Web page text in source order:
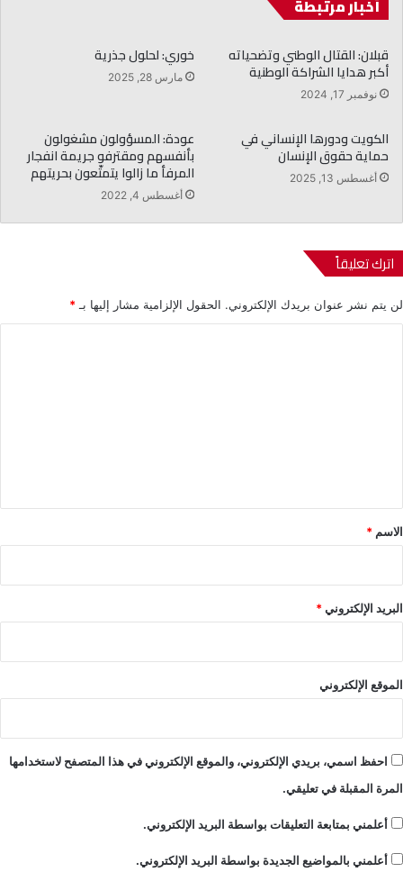
أخبار مرتبطة
قبلان: القتال الوطني وتضحياته
أكبر هدايا الشراكة الوطنية
نوفمبر 17, 2024
خوري: لحلول جذرية
مارس 28, 2025
الكويت ودورها الإنساني في
حماية حقوق الإنسان
أغسطس 13, 2025
عودة: المسؤولون مشغولون
بأنفسهم ومقترفو جريمة انفجار
المرفأ ما زالوا يتمتّعون بحريتهم
أغسطس 4, 2022
اترك تعليقاً
لن يتم نشر عنوان بريدك الإلكتروني. الحقول الإلزامية مشار إليها بـ *
*
الاسم *
البريد الإلكتروني*
الموقع الإلكتروني
احفظ اسمي، بريدي الإلكتروني، والموقع الإلكتروني في هذا المتصفح لاستخدامها
المرة المقبلة في تعليقي.
أعلمني بمتابعة التعليقات بواسطة البريد الإلكتروني.
أعلمني بالمواضيع الجديدة بواسطة البريد الإلكتروني.